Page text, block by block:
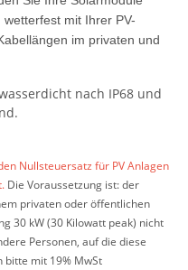
mit Ihrer PV-
im privaten und
nach IP68 und
Nullsteuersatz für PV Anlagen
Die Voraussetzung ist: der
privaten oder öffentlichen
30 kW (30 Kilowatt peak) nicht
Personen, auf die diese
bitte mit 19% MwSt